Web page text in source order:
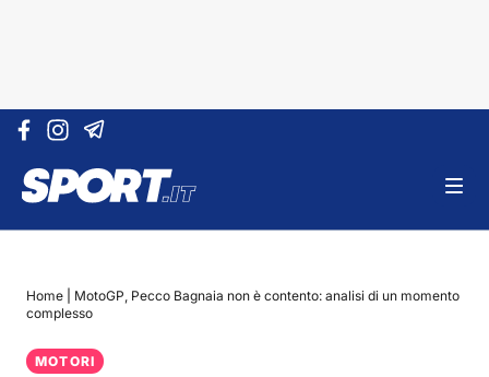
Vai al contenuto
Home
MotoGP, Pecco Bagnaia non è contento: analisi di un momento
complesso
MOTORI